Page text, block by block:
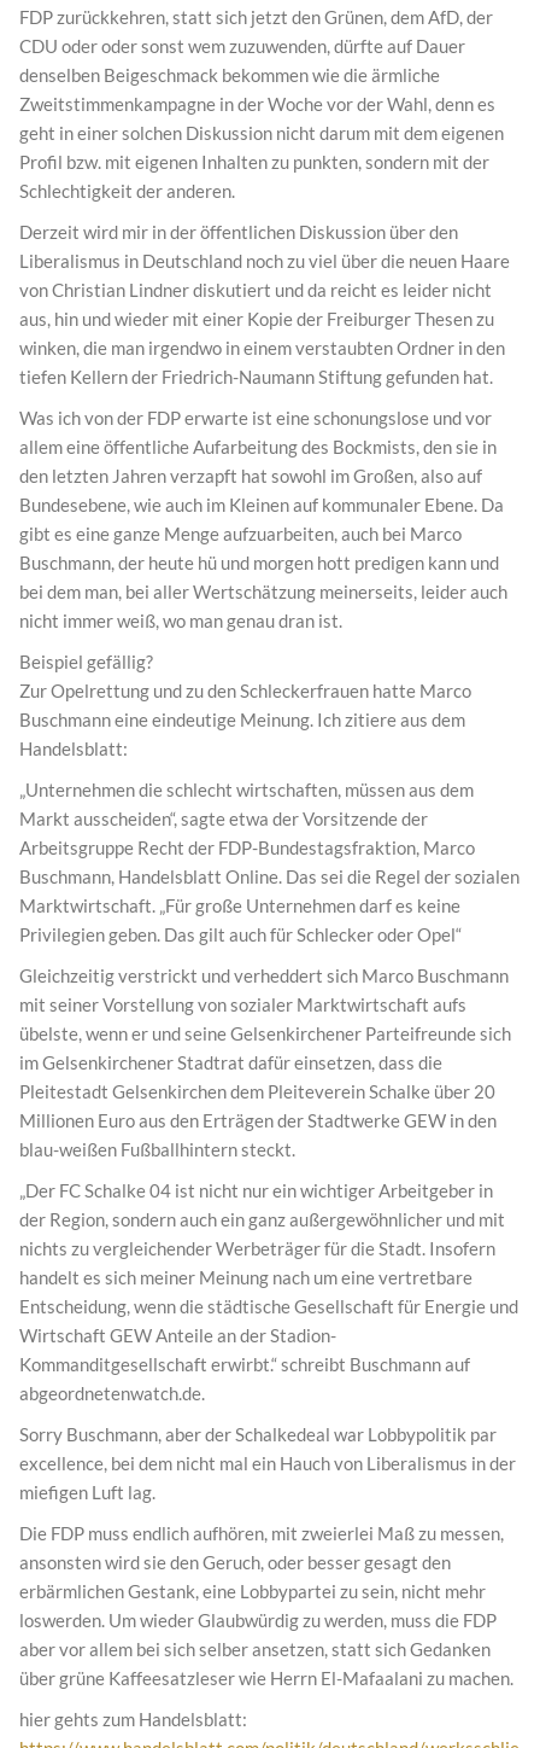
FDP zurückkehren, statt sich jetzt den Grünen, dem AfD, der
CDU oder oder sonst wem zuzuwenden, dürfte auf Dauer
denselben Beigeschmack bekommen wie die ärmliche
Zweitstimmenkampagne in der Woche vor der Wahl, denn es
geht in einer solchen Diskussion nicht darum mit dem eigenen
Profil bzw. mit eigenen Inhalten zu punkten, sondern mit der
Schlechtigkeit der anderen.
Derzeit wird mir in der öffentlichen Diskussion über den
Liberalismus in Deutschland noch zu viel über die neuen Haare
von Christian Lindner diskutiert und da reicht es leider nicht
aus, hin und wieder mit einer Kopie der Freiburger Thesen zu
winken, die man irgendwo in einem verstaubten Ordner in den
tiefen Kellern der Friedrich-Naumann Stiftung gefunden hat.
Was ich von der FDP erwarte ist eine schonungslose und vor
allem eine öffentliche Aufarbeitung des Bockmists, den sie in
den letzten Jahren verzapft hat sowohl im Großen, also auf
Bundesebene, wie auch im Kleinen auf kommunaler Ebene. Da
gibt es eine ganze Menge aufzuarbeiten, auch bei Marco
Buschmann, der heute hü und morgen hott predigen kann und
bei dem man, bei aller Wertschätzung meinerseits, leider auch
nicht immer weiß, wo man genau dran ist.
Beispiel gefällig?
Zur Opelrettung und zu den Schleckerfrauen hatte Marco
Buschmann eine eindeutige Meinung. Ich zitiere aus dem
Handelsblatt:
„Unternehmen die schlecht wirtschaften, müssen aus dem
Markt ausscheiden“, sagte etwa der Vorsitzende der
Arbeitsgruppe Recht der FDP-Bundestagsfraktion, Marco
Buschmann, Handelsblatt Online. Das sei die Regel der sozialen
Marktwirtschaft. „Für große Unternehmen darf es keine
Privilegien geben. Das gilt auch für Schlecker oder Opel“
Gleichzeitig verstrickt und verheddert sich Marco Buschmann
mit seiner Vorstellung von sozialer Marktwirtschaft aufs
übelste, wenn er und seine Gelsenkirchener Parteifreunde sich
im Gelsenkirchener Stadtrat dafür einsetzen, dass die
Pleitestadt Gelsenkirchen dem Pleiteverein Schalke über 20
Millionen Euro aus den Erträgen der Stadtwerke GEW in den
blau-weißen Fußballhintern steckt.
„Der FC Schalke 04 ist nicht nur ein wichtiger Arbeitgeber in
der Region, sondern auch ein ganz außergewöhnlicher und mit
nichts zu vergleichender Werbeträger für die Stadt. Insofern
handelt es sich meiner Meinung nach um eine vertretbare
Entscheidung, wenn die städtische Gesellschaft für Energie und
Wirtschaft GEW Anteile an der Stadion-
Kommanditgesellschaft erwirbt.“ schreibt Buschmann auf
abgeordnetenwatch.de.
Sorry Buschmann, aber der Schalkedeal war Lobbypolitik par
excellence, bei dem nicht mal ein Hauch von Liberalismus in der
miefigen Luft lag.
Die FDP muss endlich aufhören, mit zweierlei Maß zu messen,
ansonsten wird sie den Geruch, oder besser gesagt den
erbärmlichen Gestank, eine Lobbypartei zu sein, nicht mehr
loswerden. Um wieder Glaubwürdig zu werden, muss die FDP
aber vor allem bei sich selber ansetzen, statt sich Gedanken
über grüne Kaffeesatzleser wie Herrn El-Mafaalani zu machen.
hier gehts zum Handelsblatt: